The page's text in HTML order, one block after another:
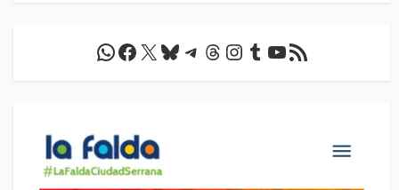
WhatsApp
Facebook
X Bluesky
Telegram
Threads
Instagram
Tumblr
YouTube
Feed RSS